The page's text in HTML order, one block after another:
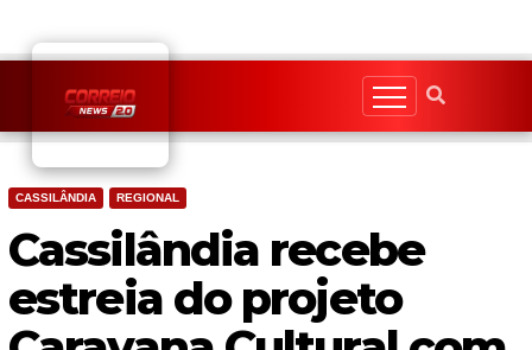
content
CASSILÂNDIA REGIONAL
Cassilândia recebe
estreia do projeto